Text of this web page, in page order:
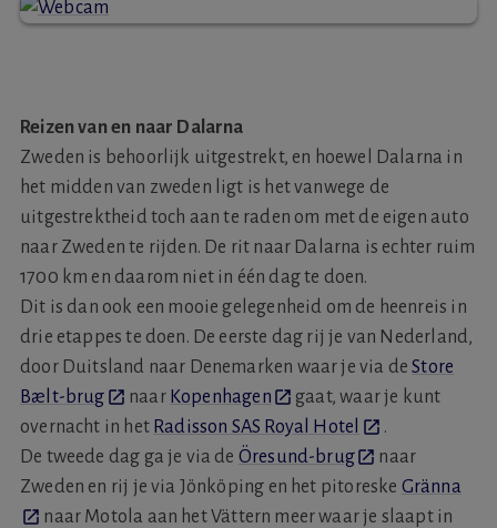
Reizen van en naar Dalarna
Zweden is behoorlijk uitgestrekt, en hoewel Dalarna in
het midden van zweden ligt is het vanwege de
uitgestrektheid toch aan te raden om met de eigen auto
naar Zweden te rijden. De rit naar Dalarna is echter ruim
1700 km en daarom niet in één dag te doen.
Dit is dan ook een mooie gelegenheid om de heenreis in
drie etappes te doen. De eerste dag rij je van Nederland,
door Duitsland naar Denemarken waar je via deStore
Bælt-brug
naar Kopenhagen
gaat, waar je kunt
overnacht in het Radisson SAS Royal Hotel
.
De tweede dag ga je via de Öresund-brug
naar
Zweden en rij je via Jönköping en het pitoreske Gränna
naar Motola aan het Vättern meer waar je slaapt in